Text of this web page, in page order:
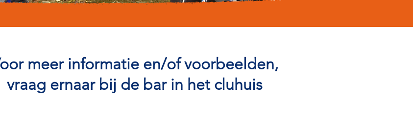
meer informatie en/of voorbeelden,
vraag ernaar bij de bar in het cluhuis